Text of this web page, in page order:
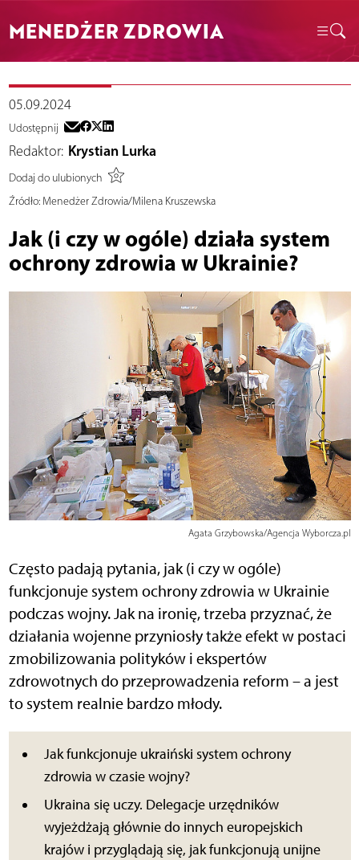
MENEDŻER ZDROWIA
05.09.2024
Udostępnij
Redaktor: Krystian Lurka
Dodaj do ulubionych
Źródło:Menedżer Zdrowia/Milena Kruszewska
Jak (i czy w ogóle) działa system
ochrony zdrowia w Ukrainie?
Agata Grzybowska/Agencja Wyborcza.pl
Często padają pytania, jak (i czy w ogóle)
funkcjonuje system ochrony zdrowia w Ukrainie
podczas wojny. Jak na ironię, trzeba przyznać, że
działania wojenne przyniosły także efekt w postaci
zmobilizowania polityków i ekspertów
zdrowotnych do przeprowadzenia reform – a jest
to system realnie bardzo młody.
Jak funkcjonuje ukraiński system ochrony
zdrowia w czasie wojny?
Ukraina się uczy. Delegacje urzędników
wyjeżdżają głównie do innych europejskich
krajów i przyglądają się, jak funkcjonują unijne